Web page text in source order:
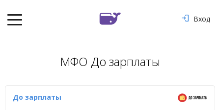
Вход
МФО До зарплаты
До зарплаты